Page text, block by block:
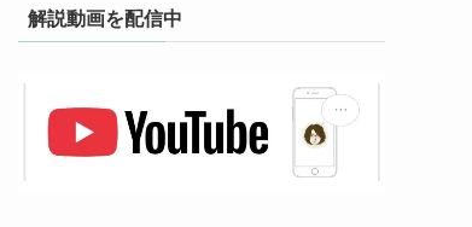
解説動画を配信中